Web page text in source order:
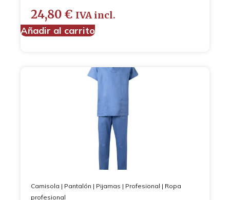
24,80 € IVA incl.
Añadir al carrito
Camisola | Pantalón | Pijamas | Profesional | Ropa
profesional